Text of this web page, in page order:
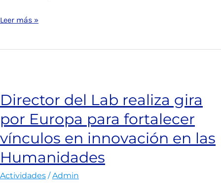
Lab
a
Notre
Dame
para
celebrar
su
reapertura
Leer más »
Director del Lab realiza gira
por Europa para fortalecer
vínculos en innovación en las
Humanidades
Actividades /Admin